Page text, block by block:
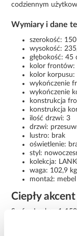
codziennym
Wymiary i dane
szerokość:
wysokość:
głębokość: 45
kolor frontów:
kolor korpusu:
wykończenie
wykończenie
konstrukcja
konstrukcja
ilość drzwi: 3
drzwi:
lustro: brak
oświetlenie:
styl:
kolekcja:
waga: 102,9 kg
montaż: mebel
Ciepły
Szafa Lanko 1-
pojemność i
kontrastowe